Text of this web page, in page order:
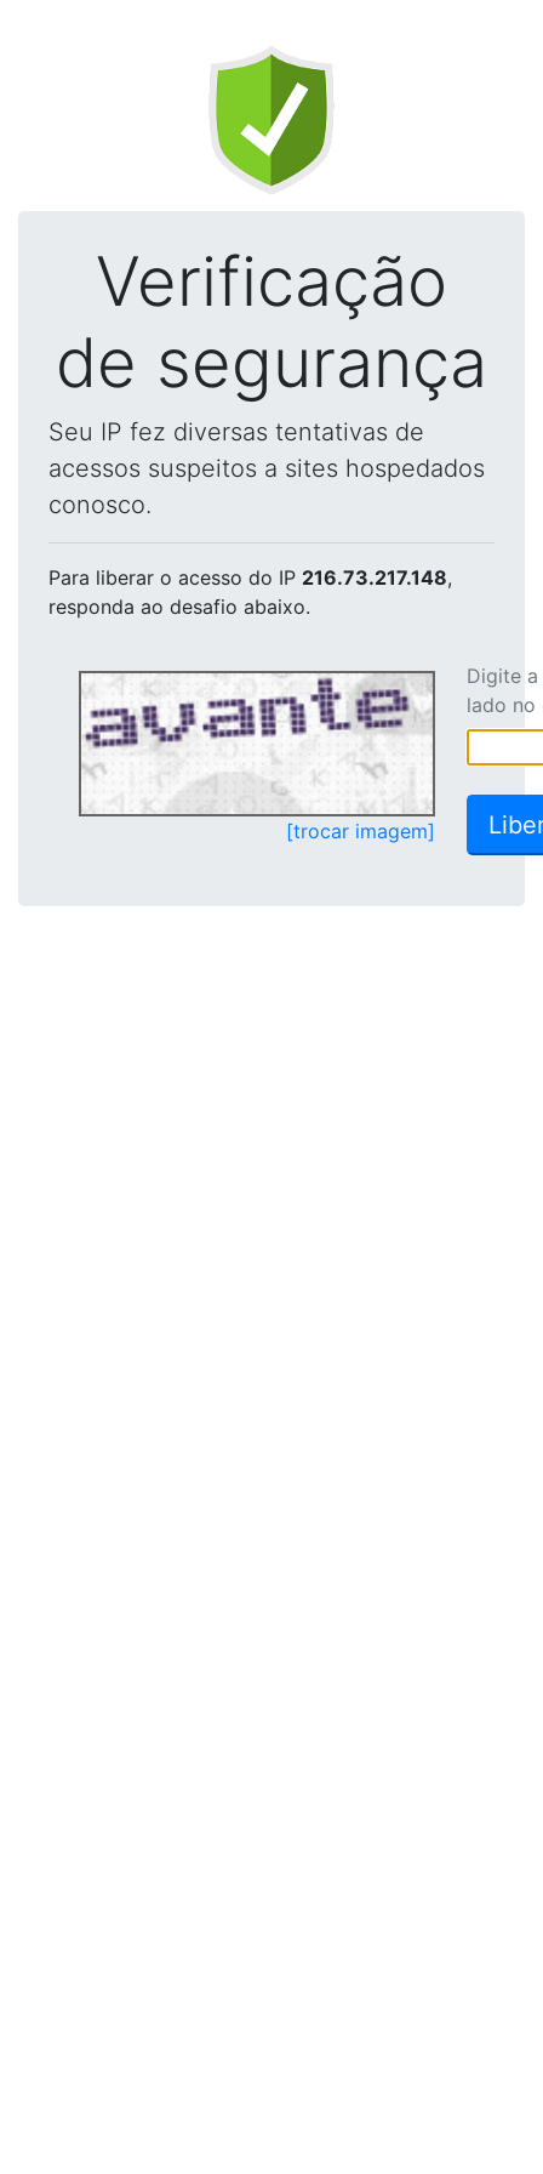
Verificação
de segurança
Seu IP fez diversas tentativas de
acessos suspeitos a sites hospedados
conosco.
Para liberar o acesso do IP 216.73.217.148,
responda ao desafio abaixo.
[trocar imagem]
Digite
lado no